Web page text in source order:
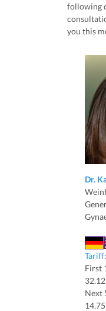
following
you this
Dr.
Tariff:
First
32.12
Next
14.75